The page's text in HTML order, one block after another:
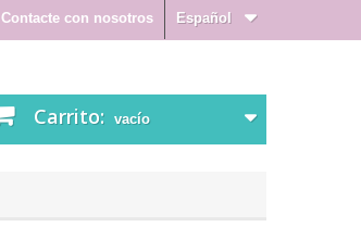
Español
Contacte con nosotros
Carrito: vacío